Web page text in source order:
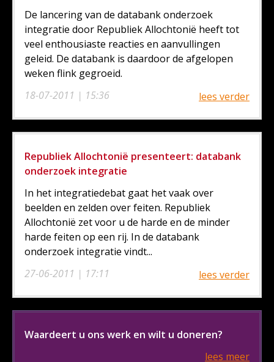
18-07-2011 | 15:36
De lancering van de databank onderzoek
integratie door Republiek Allochtonië heeft tot
veel enthousiaste reacties en aanvullingen
geleid. De databank is daardoor de afgelopen
weken flink gegroeid.
lees verder
Republiek Allochtonië presenteert: databank
onderzoek integratie
27-06-2011 | 17:11
In het integratiedebat gaat het vaak over
beelden en zelden over feiten. Republiek
Allochtonië zet voor u de harde en de minder
harde feiten op een rij. In de databank
onderzoek integratie vindt...
lees verder
Waardeert u ons werk en wilt u doneren?
lees meer